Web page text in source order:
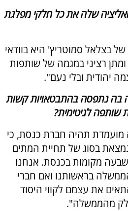
שלה את כל חלקי מפלגת
בצלאל סמוטריץ' היא בוודאי
רציני במגמה של שותפות
יהודית ובלי נעם".
בה נתפסה בהתבטאויות קשות
לגיטימית?
תהיה חברת כנסת, כי
בסוג של תחיית המתים
מקומות בכנסת. אנחנו
בראשותנו ואם חברי
את עצמם לקווי היסוד
מהממשלה".